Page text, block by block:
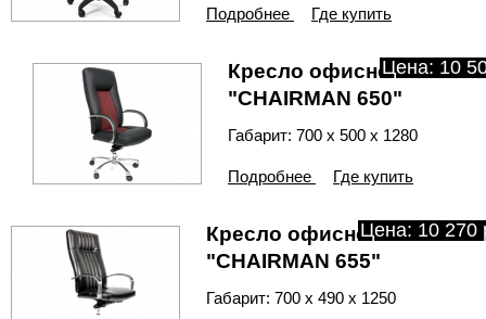
Подробнее Где купить
Цена: 10
Кресло офисное
"CHAIRMAN 650"
Габарит: 700 х 500 х 1280
Подробнее Где купить
Цена: 10 270
Кресло офисное
"CHAIRMAN 655"
Габарит: 700 х 490 х 1250